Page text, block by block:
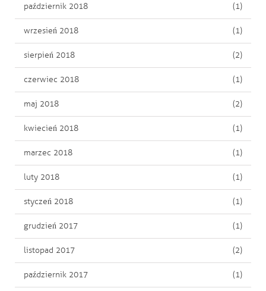
październik 2018 (1)
wrzesień 2018 (1)
sierpień 2018 (2)
czerwiec 2018 (1)
maj 2018 (2)
kwiecień 2018 (1)
marzec 2018 (1)
luty 2018 (1)
styczeń 2018 (1)
grudzień 2017 (1)
listopad 2017 (2)
październik 2017 (1)